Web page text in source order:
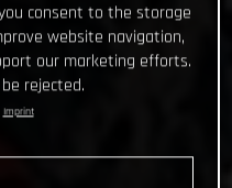
you consent to the storage
website navigation,
our marketing efforts.
rejected.
Imprint